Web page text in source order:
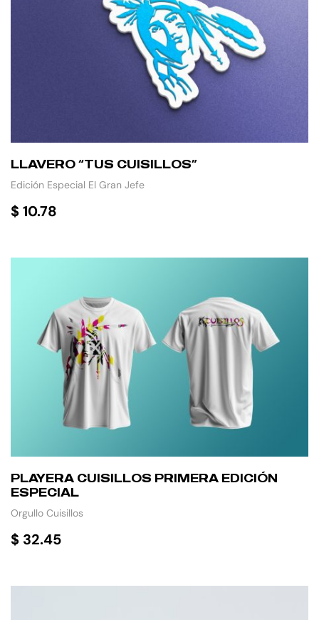
LLAVERO “TUS CUISILLOS”
Edición Especial El Gran Jefe
$10.78
PLAYERA CUISILLOS PRIMERA EDICIÓN
ESPECIAL
Orgullo Cuisillos
$ 32.45